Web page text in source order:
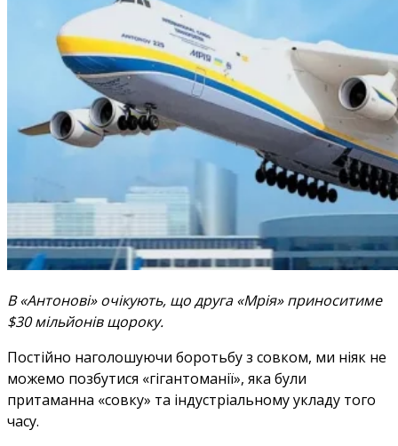
В «Антонові» очікують, що друга «Мрія» приноситиме
$30 мільйонів щороку.
Постійно наголошуючи боротьбу з совком, ми ніяк не
можемо позбутися «гігантоманії», яка були
притаманна «совку» та індустріальному укладу того
часу.